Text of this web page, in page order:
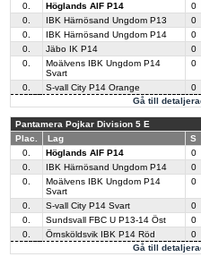
Gå till
0. Höglands AIF P14 0
0.
IBK Härnösand Ungdom P13 0
0.
IBK Härnösand Ungdom P14 0
0.
Jäbo IK P14 0
0.
Moälvens IBK Ungdom P14
Svart
0
0. S-vall City P14 Orange 0
Pantamera Pojkar Division 5 E
Plac.
Lag S
Gå till
0. Höglands AIF P14 0
0.
IBK Härnösand Ungdom P14 0
0.
Moälvens IBK Ungdom P14
Svart
0
0. S-vall City P14 Svart 0
0.
Sundsvall FBC U P13-14 Öst 0
0.
Örnsköldsvik IBK P14 Röd 0